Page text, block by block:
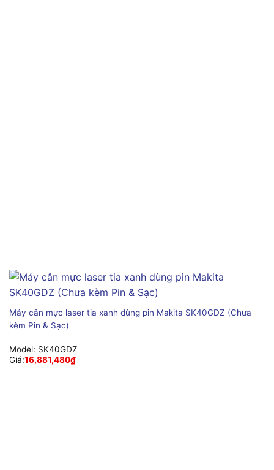
Máy cân mực laser tia xanh dùng pin Makita SK40GDZ (Chưa
kèm Pin & Sạc)
Model: SK40GDZ
Giá:16,881,480₫